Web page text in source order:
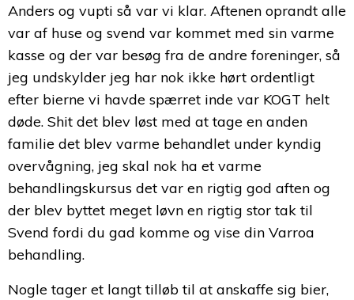
Anders og vupti så var vi klar. Aftenen oprandt alle
var af huse og svend var kommet med sin varme
kasse og der var besøg fra de andre foreninger, så
jeg undskylder jeg har nok ikke hørt ordentligt
efter bierne vi havde spærret inde var KOGT helt
døde. Shit det blev løst med at tage en anden
familie det blev varme behandlet under kyndig
overvågning, jeg skal nok ha et varme
behandlingskursus det var en rigtig god aften og
der blev byttet meget løvn en rigtig stor tak til
Svend fordi du gad komme og vise din Varroa
behandling.
Nogle tager et langt tilløb til at anskaffe sig bier,